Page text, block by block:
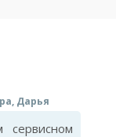
Дарья